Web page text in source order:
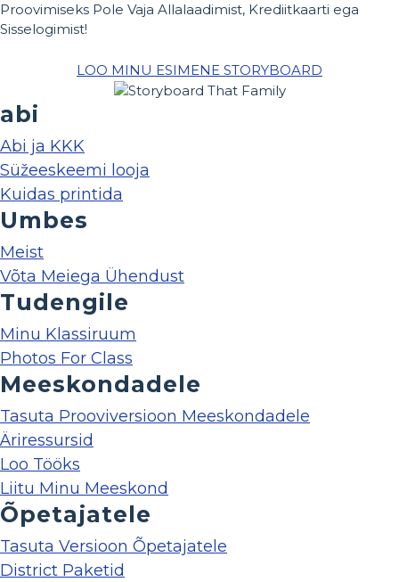
Proovimiseks Pole Vaja Allalaadimist, Krediitkaarti ega
Sisselogimist!
LOO MINU ESIMENE STORYBOARD
abi
Abi ja KKK
Süžeeskeemi looja
Kuidas printida
Umbes
Meist
Võta Meiega Ühendust
Tudengile
Minu Klassiruum
Photos For Class
Meeskondadele
Tasuta Prooviversioon Meeskondadele
Äriressursid
Loo Tööks
Liitu Minu Meeskond
Õpetajatele
Tasuta Versioon Õpetajatele
District Paketid